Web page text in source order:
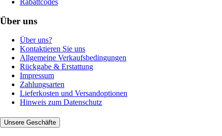
Über uns
Über uns?
Kontaktieren Sie uns
Allgemeine Verkaufsbedingungen
Rückgabe & Erstattung
Impressum
Zahlungsarten
Lieferkosten und Versandoptionen
Hinweis zum Datenschutz
Unsere Geschäfte